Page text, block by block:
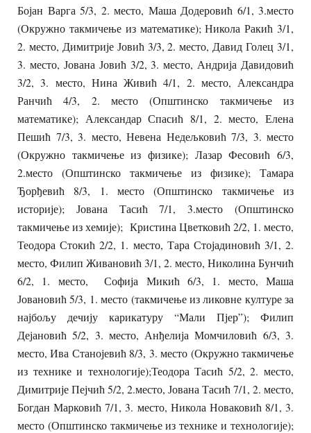
Бојан Варга 5/3, 2. место, Маша Додеровић 6/1, 3.место
(Окружно такмичење из математике); Никола Ракић 3/1,
2. место, Димитрије Јовић 3/3, 2. место, Давид Голец 3/1,
3. место, Јована Јовић 3/2, 3. место, Андрија Давидовић
3/2, 3. место, Нина Живић 4/1, 2. место, Александра
Ранчић 4/3, 2. место (Општинско такмичење из
математике); Александар Спасић 8/1, 2. место, Елена
Пешић 7/3, 3. место, Невена Недељковић 7/3, 3. место
(Окружно такмичење из физике); Лазар Фесовић 6/3,
2.место (Општинско такмичење из физике); Тамара
Ђорђевић 8/3, 1. место (Општинско такмичење из
историје); Јована Тасић 7/1, 3.место (Општинско
такмичење из хемије); Кристина Цветковић 2/2, 1. место,
Теодора Стокић 2/2, 1. место, Тара Стојадиновић 3/1, 2.
место, Филип Живановић 3/1, 2. место, Николина Бунчић
6/2, 1. место, Софија Микић 6/3, 1. место, Маша
Јовановић 5/3, 1. место (такмичење из ликовне културе за
најбољу дечију карикатуру “Мали Пјер”); Филип
Дејановић 5/2, 3. место, Анђелија Момчиловић 6/3, 3.
место, Ива Станојевић 8/3, 3. место (Окружно такмичење
из технике и технологије);Теодора Тасић 5/2, 2. место,
Димитрије Пејчић 5/2, 2.место, Јована Тасић 7/1, 2. место,
Богдан Марковић 7/1, 3. место, Никола Новаковић 8/1, 3.
место (Општинско такмичење из технике и технологије);